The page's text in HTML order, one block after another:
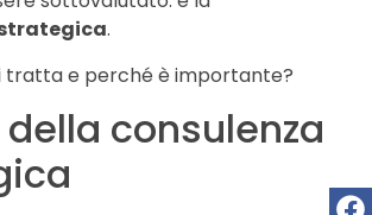
.
tratta e perché è importante?
della consulenza